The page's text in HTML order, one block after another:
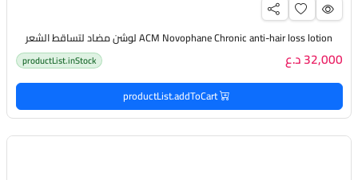
ACM Novophane Chronic anti-hair loss lotion لوشن مضاد لتساقط الشعر
32,000 د.ع productList.inStock
productList.addToCart